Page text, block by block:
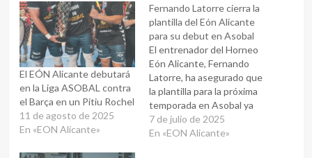
El EÓN Alicante debutará
en la Liga ASOBAL contra
el Barça en un Pitiu Rochel
11 de agosto de 2025
En «EON Alicante»
Fernando Latorre cierra la
plantilla del Eón Alicante
para su debut en Asobal
El entrenador del Horneo
Eón Alicante, Fernando
Latorre, ha asegurado que
la plantilla para la próxima
temporada en Asobal ya
está cerrada, tras realizar
13 fichajes y planificar el
7 de julio de 2025
En «EON Alicante»